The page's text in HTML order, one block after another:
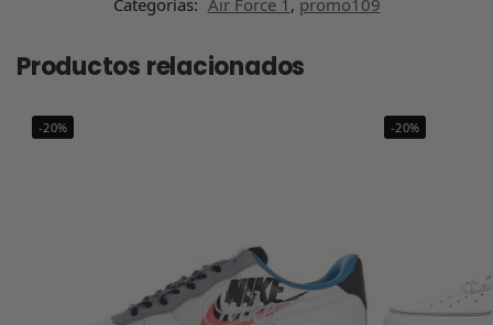
Productos relacionados
-20% -20%